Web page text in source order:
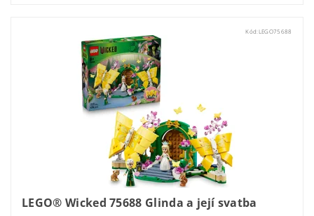
Kód: LEGO75688
LEGO® Wicked 75688 Glinda a její svatba